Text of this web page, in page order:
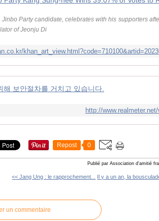
Party candidate, celebrates with his supporters
of Jeonju Di
해 보안절차를 거치고 있습니다.
http://
Repost 0
Publié par Association d'amitié
<< Jang Ung : le rapprochement... Il y a un an, la
un commentaire